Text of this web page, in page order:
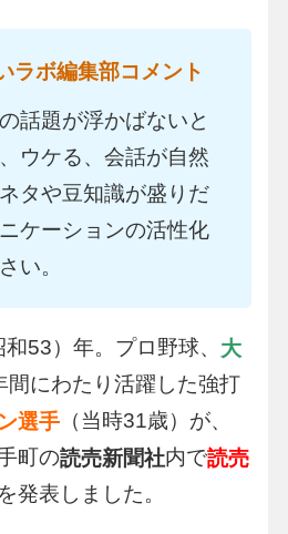
ラボ編集部コメント
話題が浮かばないと
ウケる、会話が自然
タや豆知識が盛りだ
ケーションの活性化
い。
53）年。プロ野球、 大
間にわたり活躍した強打
選手（当時31歳）が、
町の読売新聞社内で読売
を発表しました。